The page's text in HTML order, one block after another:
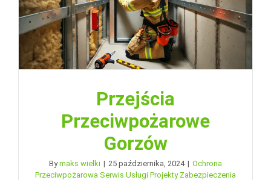
Przejścia
Przeciwpożarowe
Gorzów
Bymaks wielki | 25 października, 2024 | Ochrona
Przeciwpożarowa Serwis Usługi Projekty Zabezpieczenia